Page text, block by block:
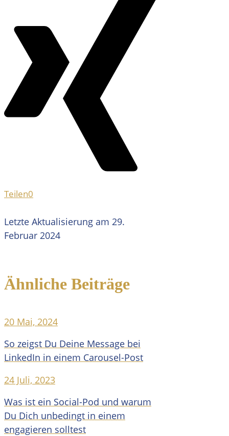
Teilen0
Letzte Aktualisierung am 29.
Februar 2024
Ähnliche Beiträge
20 Mai, 2024
So zeigst Du Deine Message bei
LinkedIn in einem Carousel-Post
24 Juli, 2023
Was ist ein Social-Pod und warum
Du Dich unbedingt in einem
engagieren solltest